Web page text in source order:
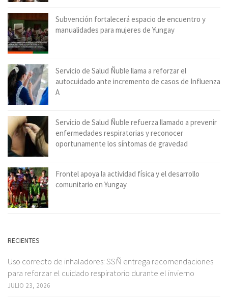
Subvención fortalecerá espacio de encuentro y
manualidades para mujeres de Yungay
Servicio de Salud Ñuble llama a reforzar el
autocuidado ante incremento de casos de Influenza
A
Servicio de Salud Ñuble refuerza llamado a prevenir
enfermedades respiratorias y reconocer
oportunamente los síntomas de gravedad
Frontel apoya la actividad física y el desarrollo
comunitario en Yungay
RECIENTES
Uso correcto de inhaladores: SSÑ entrega recomendaciones
para reforzar el cuidado respiratorio durante el invierno
JULIO 23, 2026